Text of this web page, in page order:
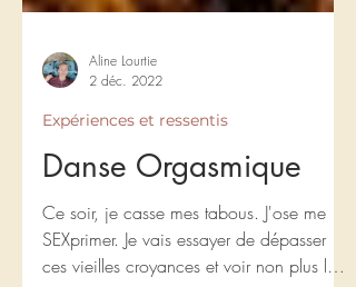
Aline Lourtie
2 déc. 2022
Expériences et ressentis
Danse Orgasmique